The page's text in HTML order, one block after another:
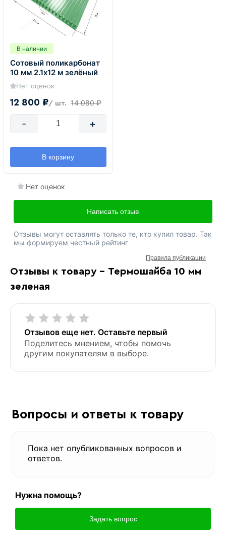
В наличии
Сотовый поликарбонат
10 мм 2.1х12 м зелёный
Нет оценок
12 800 ₽/ шт. 14 080 ₽
- +
В корзину
Отзывы к товару - Термошайба 10 мм
зеленая
Отзывов еще нет. Оставьте первый
Поделитесь мнением, чтобы помочь
другим покупателям в выборе.
Нет оценок
Написать отзыв
Отзывы могут оставлять только те, кто купил товар. Так
мы формируем честный рейтинг
Правила публикации
Вопросы и ответы к товару
Пока нет опубликованных вопросов и
ответов.
Нужна помощь?
Задать вопрос